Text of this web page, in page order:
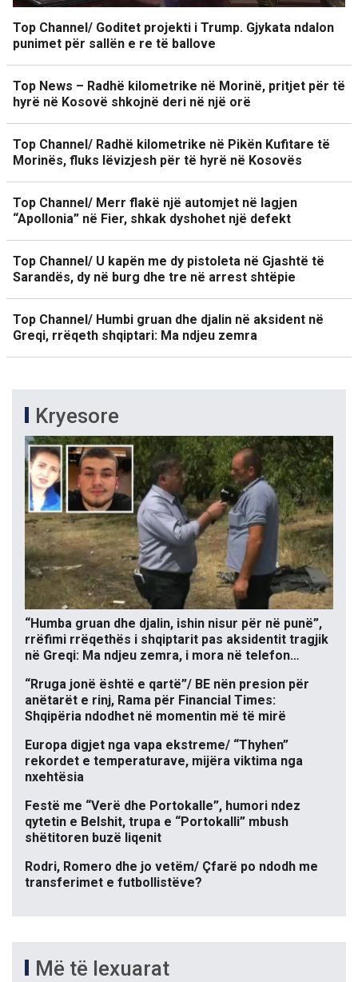
Top Channel/ Goditet projekti i Trump. Gjykata ndalon
punimet për sallën e re të ballove
Top News – Radhë kilometrike në Morinë, pritjet për të
hyrë në Kosovë shkojnë deri në një orë
Top Channel/ Radhë kilometrike në Pikën Kufitare të
Morinës, fluks lëvizjesh për të hyrë në Kosovës
Top Channel/ Merr flakë një automjet në lagjen
“Apollonia” në Fier, shkak dyshohet një defekt
Top Channel/ U kapën me dy pistoleta në Gjashtë të
Sarandës, dy në burg dhe tre në arrest shtëpie
Top Channel/ Humbi gruan dhe djalin në aksident në
Greqi, rrëqeth shqiptari: Ma ndjeu zemra
Kryesore
“Humba gruan dhe djalin, ishin nisur për në punë”,
rrëfimi rrëqethës i shqiptarit pas aksidentit tragjik
në Greqi: Ma ndjeu zemra, i mora në telefon…
“Rruga jonë është e qartë”/ BE nën presion për
anëtarët e rinj, Rama për Financial Times:
Shqipëria ndodhet në momentin më të mirë
Europa digjet nga vapa ekstreme/ “Thyhen”
rekordet e temperaturave, mijëra viktima nga
nxehtësia
Festë me “Verë dhe Portokalle”, humori ndez
qytetin e Belshit, trupa e “Portokalli” mbush
shëtitoren buzë liqenit
Rodri, Romero dhe jo vetëm/ Çfarë po ndodh me
transferimet e futbollistëve?
Më të lexuarat